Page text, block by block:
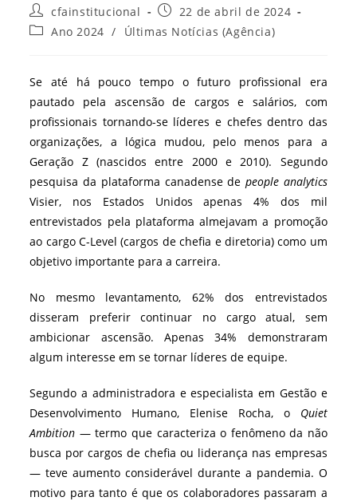
Autor
do
post:
cfainstitucional
Post
publicado:
22 de abril de 2024
Categoria
Ano 2024 / Últimas Notícias (Agência)
Se até há pouco tempo o futuro profissional era
pautado pela ascensão de cargos e salários, com
profissionais tornando-se líderes e chefes dentro das
organizações, a lógica mudou, pelo menos para a
Geração Z (nascidos entre 2000 e 2010). Segundo
pesquisa da plataforma canadense de people analytics
Visier, nos Estados Unidos apenas 4% dos mil
entrevistados pela plataforma almejavam a promoção
ao cargo C-Level (cargos de chefia e diretoria) como um
objetivo importante para a carreira.
No mesmo levantamento, 62% dos entrevistados
disseram preferir continuar no cargo atual, sem
ambicionar ascensão. Apenas 34% demonstraram
algum interesse em se tornar líderes de equipe.
Segundo a administradora e especialista em Gestão e
Desenvolvimento Humano, Elenise Rocha, o Quiet
Ambition — termo que caracteriza o fenômeno da não
busca por cargos de chefia ou liderança nas empresas
— teve aumento considerável durante a pandemia. O
motivo para tanto é que os colaboradores passaram a